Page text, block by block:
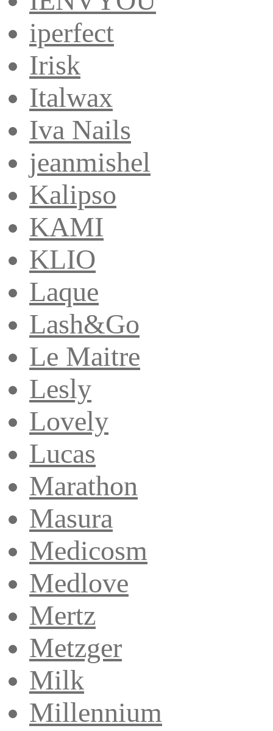
iperfect
Irisk
Italwax
Iva Nails
jeanmishel
Kalipso
KAMI
KLIO
Laque
Lash&Go
Le Maitre
Lesly
Lovely
Lucas
Marathon
Masura
Medicosm
Medlove
Mertz
Metzger
Milk
Millennium